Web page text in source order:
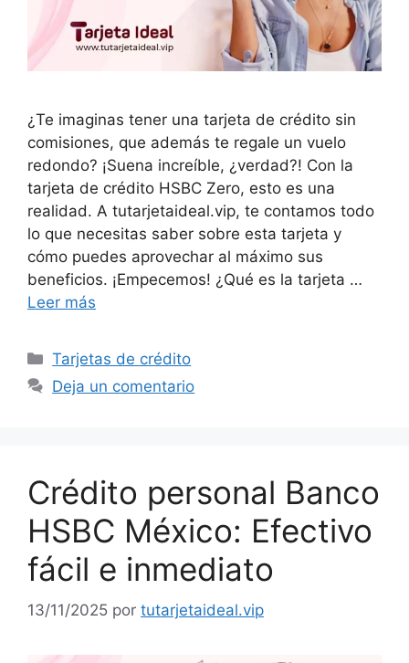
¿Te imaginas tener una tarjeta de crédito sin
comisiones, que además te regale un vuelo
redondo? ¡Suena increíble, ¿verdad?! Con la
tarjeta de crédito HSBC Zero, esto es una
realidad. A tutarjetaideal.vip, te contamos todo
lo que necesitas saber sobre esta tarjeta y
cómo puedes aprovechar al máximo sus
beneficios. ¡Empecemos! ¿Qué es la tarjeta …
Leer más
Categorías
Tarjetas de crédito
Deja un comentario
Crédito personal Banco
HSBC México: Efectivo
fácil e inmediato
13/11/2025 por tutarjetaideal.vip